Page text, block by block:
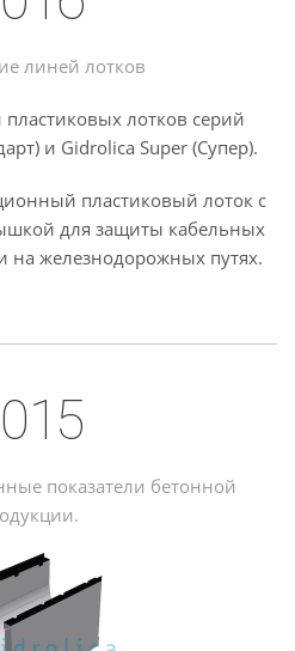
линей лотков
лотков серий
и Gidrolica Super (Супер).
пластиковый лоток с
для защиты кабельных
железнодорожных путях.
показатели бетонной